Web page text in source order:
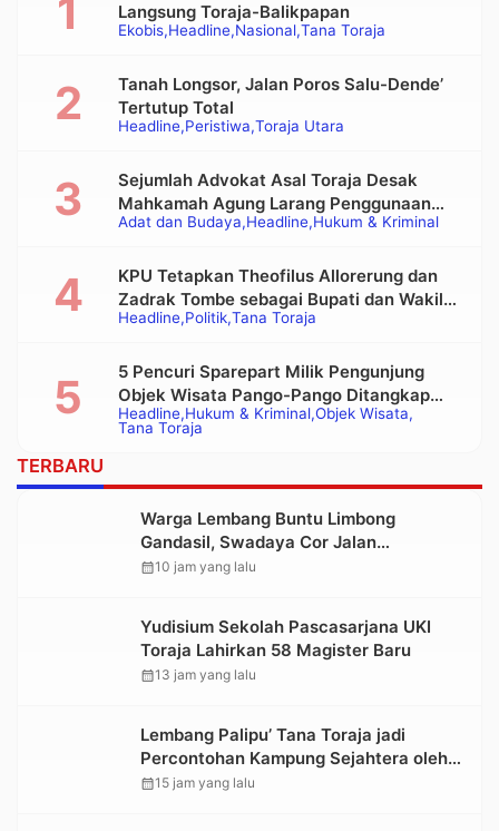
Ekobis Headline Nasional Tana Toraja
Langsung Toraja-Balikpapan
Headline Peristiwa Toraja Utara
Tanah Longsor, Jalan Poros Salu-Dende’
Tertutup Total
Adat dan Budaya Headline Hukum & Kriminal
Sejumlah Advokat Asal Toraja Desak
Mahkamah Agung Larang Penggunaan
Alat Berat pada Eksekusi Rumah Adat
Headline Politik Tana Toraja
KPU Tetapkan Theofilus Allorerung dan
Zadrak Tombe sebagai Bupati dan Wakil
Bupati Tana Toraja Terpilih
Headline Hukum & Kriminal Objek Wisata
Tana Toraja
5 Pencuri Sparepart Milik Pengunjung
Objek Wisata Pango-Pango Ditangkap
Polisi
TERBARU
Warga Lembang Buntu Limbong
Gandasil, Swadaya Cor Jalan
Sepanjang 500 Meter
calendar_month10 jam yang lalu
Yudisium Sekolah Pascasarjana UKI
Toraja Lahirkan 58 Magister Baru
calendar_month13 jam yang lalu
Lembang Palipu’ Tana Toraja jadi
Percontohan Kampung Sejahtera oleh
Kemensos
calendar_month15 jam yang lalu